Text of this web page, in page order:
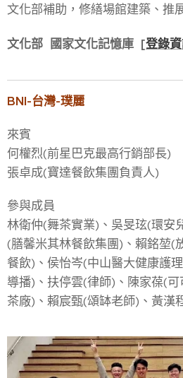
文化部補助，修繕場館建築、推
文化部 國家文化記憶庫 [登錄
BNI-台灣-璞麗
來賓
何權烈(前星巴克最高行銷部長)
張卓成(寶達餐飲集團負責人)
參與成員
林衛仲(舞茶實業)、吳旻玹(環安
(膳馨米其林餐飲集團)、賴銘堃(
餐飲)、侯怡岑(中山醫大健康護
導播)、扶停雲(律師)、陳家葆(
茶廠)、賴宸甄(頌缽老師)、黃漢